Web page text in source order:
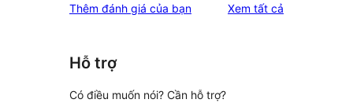
reviews
star
Thêm đánh giá của bạn Xem tất cả
Hỗ trợ
Có điều muốn nói? Cần hỗ trợ?